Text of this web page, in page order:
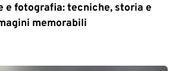
e fotografia: tecniche, storia e
memorabili